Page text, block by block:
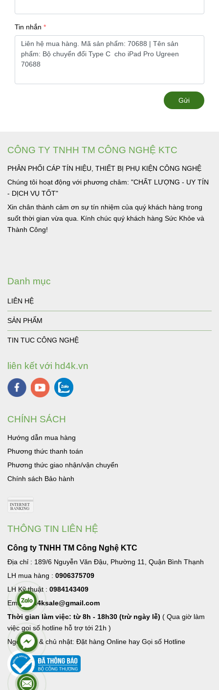
Tin nhắn
Gửi
CÔNG TY TNHH TM CÔNG NGHỆ KTC
PHÂN PHỐI CÁP TÍN HIỆU, THIẾT BỊ PHỤ KIỆN CÔNG NGHỆ
Chúng tôi hoạt động với phương châm: "CHẤT LƯỢNG - UY TÍN
- DỊCH VỤ TỐT"
Xin chân thành cảm ơn sự tín nhiệm của quý khách hàng trong
suốt thời gian vừa qua. Kính chúc quý khách hàng Sức Khỏe và
Thành Công!
Danh mục
LIÊN HỆ
SẢN PHẨM
TIN TUC CÔNG NGHỆ
liên kết với hd4k.vn
CHÍNH SÁCH
Hướng dẫn mua hàng
Phương thức thanh toán
Phương thức giao nhận/vận chuyển
Chính sách Bảo hành
THÔNG TIN LIÊN HỆ
Công ty TNHH TM Công Nghệ KTC
Địa chỉ : 189/6 Nguyễn Văn Đậu, Phường 11, Quận Bình Thạnh
LH mua hàng : 0906375709
LH Kỹ thuật : 0984143409
Email:hd4ksale@gmail.com
Thời gian làm việc: từ 8h - 18h30 (trừ ngày lễ) ( Qua giờ làm
việc goi số hotline hỗ trợ tới 21h )
Ngoài giờ & chủ nhật: Đặt hàng Online hay Gọi số Hotline